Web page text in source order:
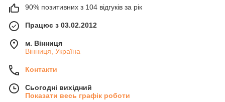
90% позитивних з 104 відгуків за рік
Працює з 03.02.2012
м. Вінниця
Вінниця, Україна
Контакти
Сьогодні вихідний
Показати весь графік роботи